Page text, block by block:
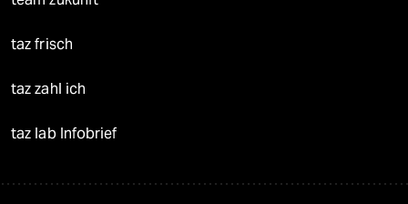
taz frisch
taz zahl ich
taz lab Infobrief